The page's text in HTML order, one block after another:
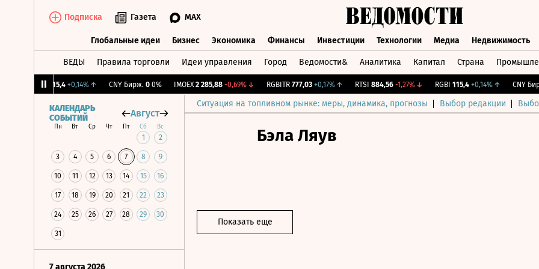
Подписка Газета MAX
Глобальные идеи Бизнес Экономика Финансы Инвестиции Технологии Медиа Недвижимость
ВЕДЫ Правила торговли Идеи управления Город Ведомости& Аналитика Капитал Страна
+0,14% ↑ CNY Бирж. 0 0% IMOEX 2 285,88 -0,69%↓ RGBITR 777,03 +0,17%↑ RTSI 884,56 -1,27%↓ RGBI 115,4 +0,14% ↑ CNY Бирж.
Ситуация на топливном рынке: меры, динамика, прогнозы Выбор редакции
КАЛЕНДАРЬ
СОБЫТИЙ
Август
Пн Вт Ср Чт Пт Сб Вс
1 2
3 4 5 6 7 8 9
10 11 12 13 14 15 16
17 18 19 20 21 22 23
24 25 26 27 28 29 30
31
7 августа 2026
Бэла Ляув
Показать еще